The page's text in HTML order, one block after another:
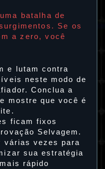
batalha de
Se os
a zero, você
e lutam contra
neste modo de
Conclua a
mostre que você é
ficam fixos
Selvagem.
várias vezes para
sua estratégia
rápido